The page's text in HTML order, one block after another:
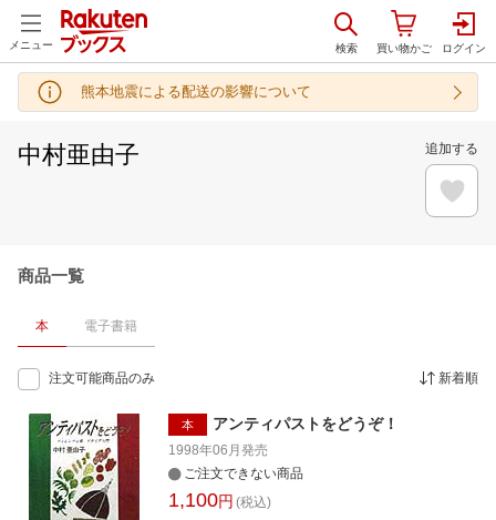
メニュー
熊本地震による配送の影響について
中村亜由子 追加する
商品一覧
本 電子書籍
注文可能商品のみ 新着順
本 アンティパストをどうぞ！
1998年06月 発売
ご注文できない商品
1,100円 (税込)